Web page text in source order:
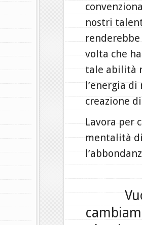
nostri
volta che
tale abilità
l’energia
creazione
Lavora per
mentalità